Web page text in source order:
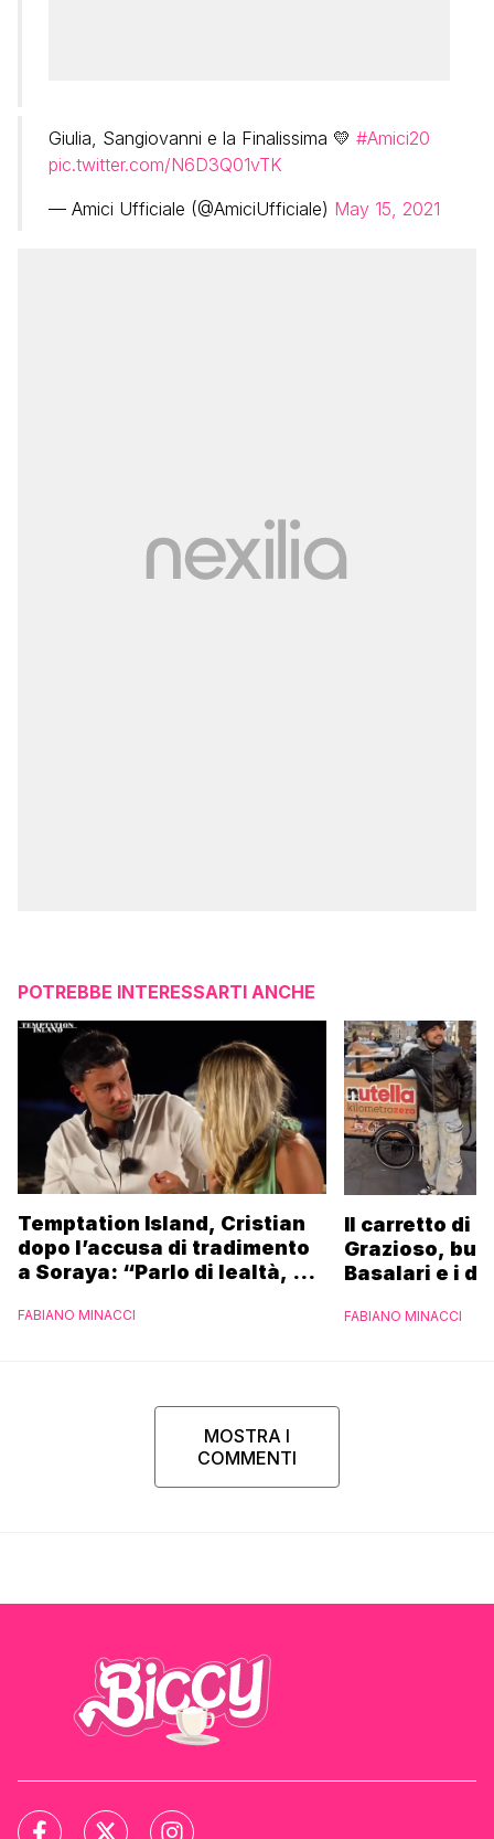
Giulia, Sangiovanni e la Finalissima 💛 #Amici20
pic.twitter.com/N6D3Q01vTK
— Amici Ufficiale (@AmiciUfficiale) May 15, 2021
POTREBBE INTERESSARTI ANCHE
Temptation Island, Cristian
dopo l’accusa di tradimento
a Soraya: “Parlo di lealtà, ma
FABIANO MINACCI
Il carretto di
Grazioso,
Basalari e i
Ferrero”
FABIANO MINACCI
MOSTRA I
COMMENTI